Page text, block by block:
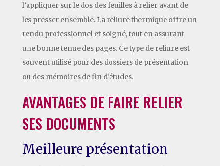
l’appliquer sur le dos des feuilles à relier avant de
les presser ensemble. La reliure thermique offre un
rendu professionnel et soigné, tout en assurant
une bonne tenue des pages. Ce type de reliure est
souvent utilisé pour des dossiers de présentation
ou des mémoires de fin d’études.
AVANTAGES DE FAIRE RELIER
SES DOCUMENTS
Meilleure présentation